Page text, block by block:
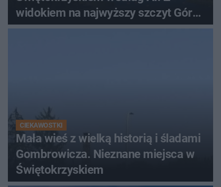
widokiem na najwyższy szczyt Gór
Świętokrzyskich
CIEKAWOSTKI
Mała wieś z wielką historią i śladami
Gombrowicza. Nieznane miejsca w
Świętokrzyskiem